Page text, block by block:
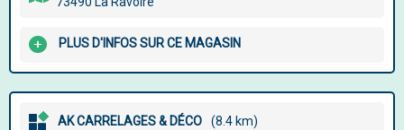
PLUS D'INFOS SUR CE MAGASIN
AK CARRELAGES & DÉCO (8.4 km)